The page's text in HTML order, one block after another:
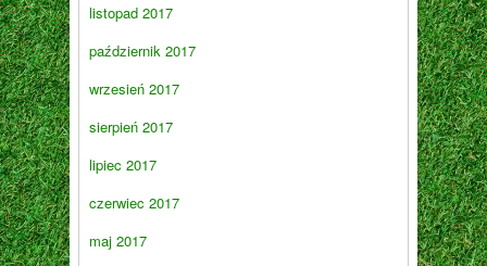
listopad 2017
październik 2017
wrzesień 2017
sierpień 2017
lipiec 2017
czerwiec 2017
maj 2017